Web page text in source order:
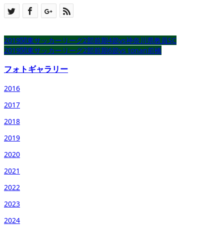
2019関東サッカーリーグ2部前期4節vs神奈川県教員SC
2019関東サッカーリーグ2部前期6節vs tonan前橋
フォトギャラリー
2016
2017
2018
2019
2020
2021
2022
2023
2024